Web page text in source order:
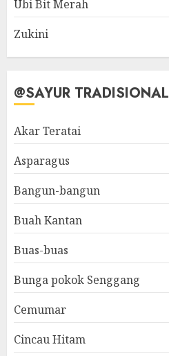
Ubi Bit Merah
Zukini
@SAYUR TRADISIONAL
Akar Teratai
Asparagus
Bangun-bangun
Buah Kantan
Buas-buas
Bunga pokok Senggang
Cemumar
Cincau Hitam